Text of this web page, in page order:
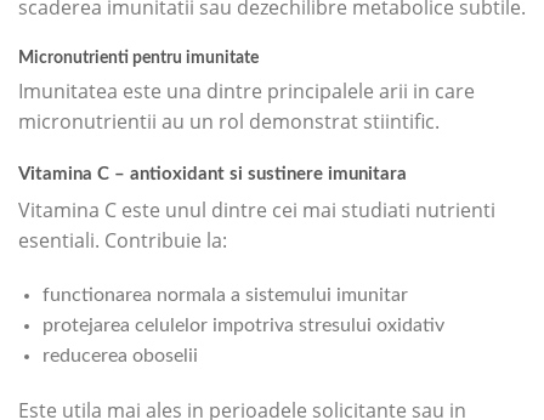
scaderea imunitatii sau dezechilibre metabolice subtile.
Micronutrienti pentru imunitate
Imunitatea este una dintre principalele arii in care
micronutrientii au un rol demonstrat stiintific.
Vitamina C – antioxidant si sustinere imunitara
Vitamina C este unul dintre cei mai studiati nutrienti
esentiali. Contribuie la:
functionarea normala a sistemului imunitar
protejarea celulelor impotriva stresului oxidativ
reducerea oboselii
Este utila mai ales in perioadele solicitante sau in